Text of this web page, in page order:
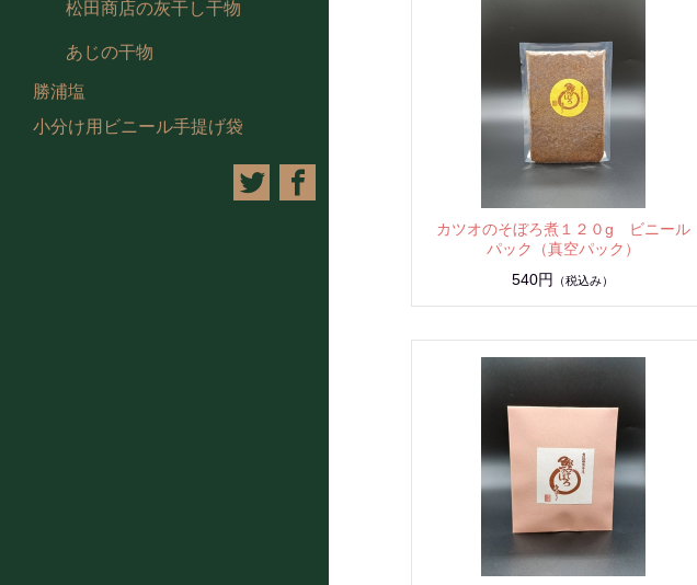
松田商店の灰干し干物
あじの干物
勝浦塩
小分け用ビニール手提げ袋
カツオのそぼろ煮１２０g ビニール
パック（真空パック）
540円
（税込み）